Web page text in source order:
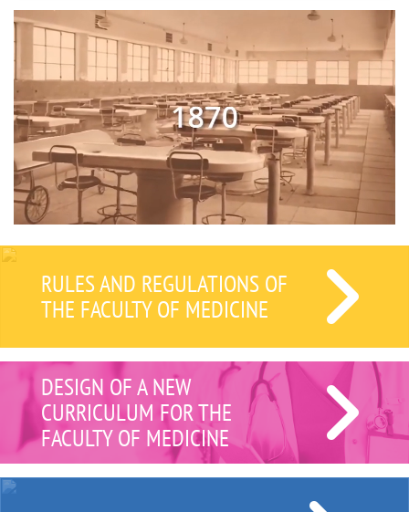
RULES AND REGULATIONS OF
THE FACULTY OF MEDICINE
DESIGN OF A NEW
CURRICULUM FOR THE
FACULTY OF MEDICINE